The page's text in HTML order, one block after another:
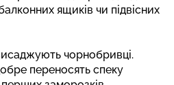
ящиків чи підвісних
чорнобривці.
переносять спеку